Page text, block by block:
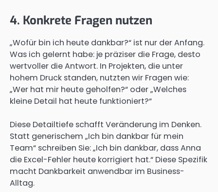
4. Konkrete Fragen nutzen
„Wofür bin ich heute dankbar?“ ist nur der Anfang.
Was ich gelernt habe: je präziser die Frage, desto
wertvoller die Antwort. In Projekten, die unter
hohem Druck standen, nutzten wir Fragen wie:
„Wer hat mir heute geholfen?“ oder „Welches
kleine Detail hat heute funktioniert?“
Diese Detailtiefe schafft Veränderung im Denken.
Statt generischem „Ich bin dankbar für mein
Team“ schreiben Sie: „Ich bin dankbar, dass Anna
die Excel-Fehler heute korrigiert hat.“ Diese Spezifik
macht Dankbarkeit anwendbar im Business-
Alltag.